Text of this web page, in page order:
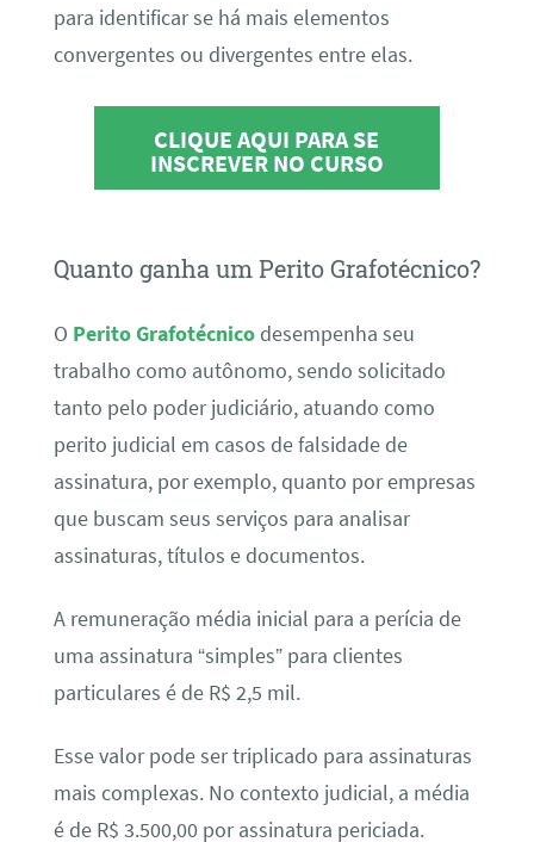
para identificar se há mais elementos
convergentes ou divergentes entre elas.
CLIQUE AQUI PARA SE
INSCREVER NO CURSO
Quanto ganha um Perito Grafotécnico?
O Perito Grafotécnicodesempenha seu
trabalho como autônomo, sendo solicitado
tanto pelo poder judiciário, atuando como
perito judicial em casos de falsidade de
assinatura, por exemplo, quanto por empresas
que buscam seus serviços para analisar
assinaturas, títulos e documentos.
A remuneração média inicial para a perícia de
uma assinatura “simples” para clientes
particulares é de R$ 2,5 mil.
Esse valor pode ser triplicado para assinaturas
mais complexas. No contexto judicial, a média
é de R$ 3.500,00 por assinatura periciada.